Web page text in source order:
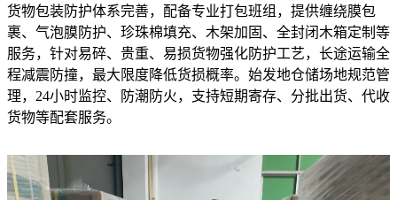
货物包装防护体系完善，配备专业打包班组，提供缠绕膜包
裹、气泡膜防护、珍珠棉填充、木架加固、全封闭木箱定制等
服务，针对易碎、贵重、易损货物强化防护工艺，长途运输全
程减震防撞，最大限度降低货损概率。始发地仓储场地规范管
理，24小时监控、防潮防火，支持短期寄存、分批出货、代收
货物等配套服务。